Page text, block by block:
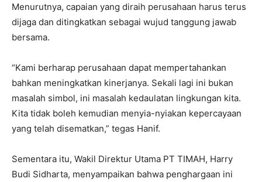
Menurutnya, capaian yang diraih perusahaan harus terus
dijaga dan ditingkatkan sebagai wujud tanggung jawab
bersama.
“Kami berharap perusahaan dapat mempertahankan
bahkan meningkatkan kinerjanya. Sekali lagi ini bukan
masalah simbol, ini masalah kedaulatan lingkungan kita.
Kita tidak boleh kemudian menyia-nyiakan kepercayaan
yang telah disematkan,” tegas Hanif.
Sementara itu, Wakil Direktur Utama PT TIMAH, Harry
Budi Sidharta, menyampaikan bahwa penghargaan ini